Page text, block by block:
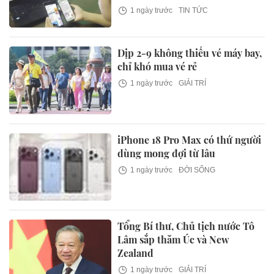
1 ngày trước TIN TỨC
Dịp 2-9 không thiếu vé máy bay,
chỉ khó mua vé rẻ
1 ngày trước GIẢI TRÍ
iPhone 18 Pro Max có thứ người
dùng mong đợi từ lâu
1 ngày trước ĐỜI SỐNG
Tổng Bí thư, Chủ tịch nước Tô
Lâm sắp thăm Úc và New
Zealand
1 ngày trước GIẢI TRÍ